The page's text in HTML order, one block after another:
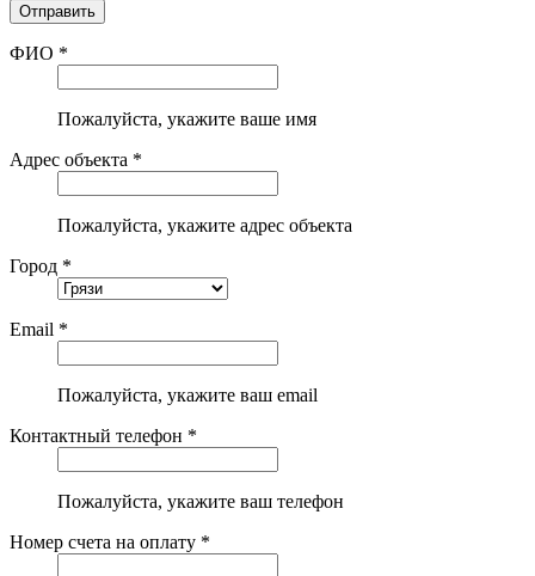
ФИО *
Пожалуйста, укажите ваше имя
Адрес объекта *
Пожалуйста, укажите адрес объекта
Город *
Email *
Пожалуйста, укажите ваш email
Контактный телефон *
Пожалуйста, укажите ваш телефон
Номер счета на оплату *